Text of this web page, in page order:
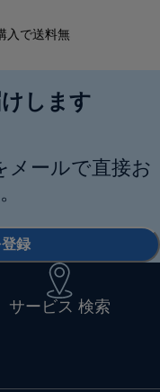
入で送料無
します
メールで直接お
録
サービス 検索